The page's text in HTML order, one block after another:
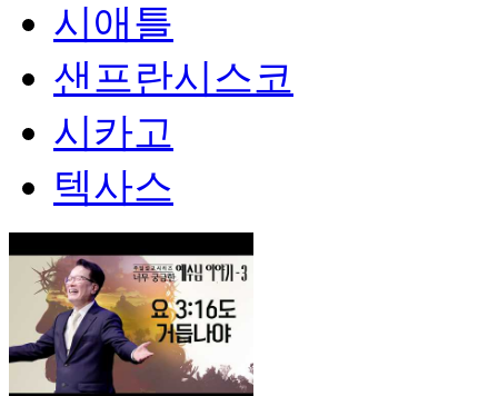
시애틀
샌프란시스코
시카고
텍사스